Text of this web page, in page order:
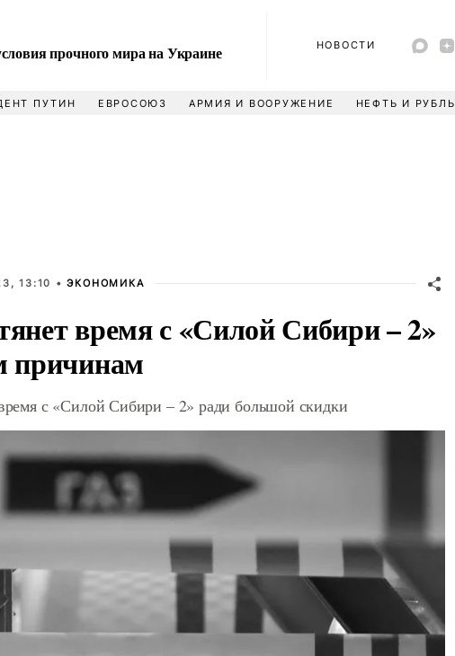
прочного мира на Украине НОВОСТИ
ПУТИН ЕВРОСОЮЗ АРМИЯ И ВООРУЖЕНИЕ НЕФТЬ И РУБЛЬ
13:10 •ЭКОНОМИКА
время с «Силой Сибири – 2»
причинам
с «Силой Сибири – 2» ради большой скидки